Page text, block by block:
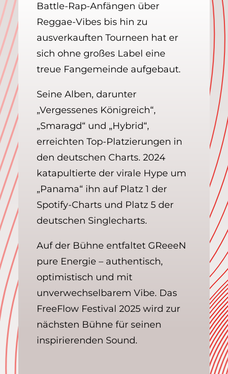
Battle-Rap-Anfängen über
Reggae-Vibes bis hin zu
ausverkauften Tourneen hat er
sich ohne großes Label eine
treue Fangemeinde aufgebaut.
Seine Alben, darunter
„Vergessenes Königreich“,
„Smaragd“ und „Hybrid“,
erreichten Top-Platzierungen in
den deutschen Charts. 2024
katapultierte der virale Hype um
„Panama“ ihn auf Platz 1 der
Spotify-Charts und Platz 5 der
deutschen Singlecharts.
Auf der Bühne entfaltet GReeeN
pure Energie – authentisch,
optimistisch und mit
unverwechselbarem Vibe. Das
FreeFlow Festival 2025 wird zur
nächsten Bühne für seinen
inspirierenden Sound.